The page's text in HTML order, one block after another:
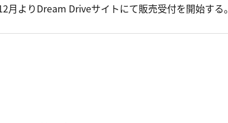
月よりDream Driveサイトにて販売受付を開始する。